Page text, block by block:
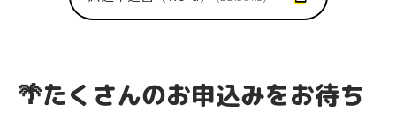
🌴たくさんのお申込みをお待ち